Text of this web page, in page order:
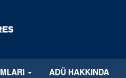
ADÜ HAKKINDA